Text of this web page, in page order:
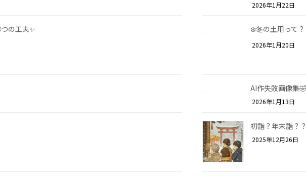
2026年1月22日
の工夫✨ ❄️冬の土用って
2026年1月20日
AI作失敗画像集🤣
2026年1月13日
初詣？年末詣？
2025年12月26日